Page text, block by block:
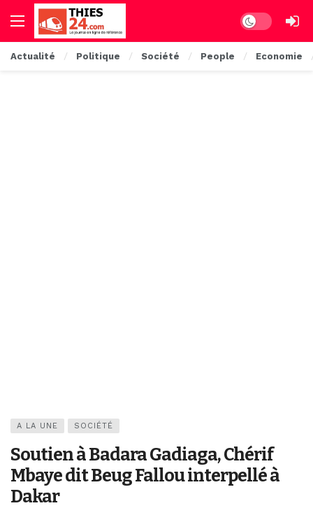
Dark mode
Actualité Politique Société People Economie
A LA UNE SOCIÉTÉ
Soutien à Badara Gadiaga, Chérif
Mbaye dit Beug Fallou interpellé à
Dakar